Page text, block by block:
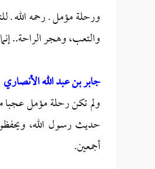
ورحلة مؤمل ـ رحمه
والتعب، وهجر الراحة..
جابر بن عبد الله الأنصاري
ولم تكن رحلة مؤمل عجبا
حديث رسول الله،
أجمعين.